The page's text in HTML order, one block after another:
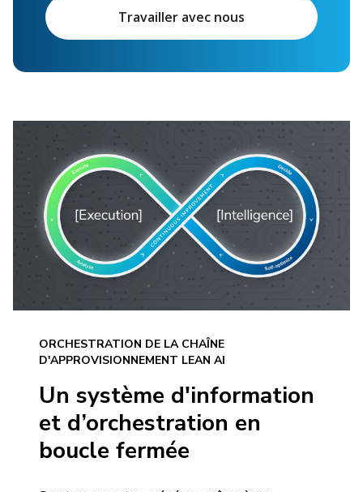
Travailler avec nous
ORCHESTRATION DE LA CHAÎNE
D'APPROVISIONNEMENT LEAN AI
Un système d'information
et d’orchestration en
boucle fermée